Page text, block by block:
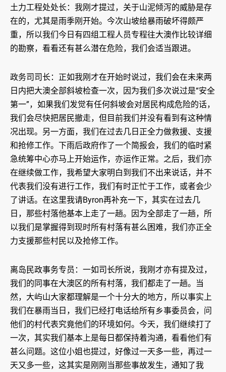
土力工程处处长：我刚才提过，关于山泥倾泻的威胁是存
在的，尤其是雨季刚开始。今次山坡给暴雨破坏得颇严
重，所以我们今日有四组工程人员专程往大澳作比较详细
的勘察，看看还有甚么潜在危险，我们会适当跟进。
政务司司长：正如我刚才在开始时说过，我们会在未来两
日内把大澳全部斜坡检查一次，因为我们多次说过是“安全
第一”，如果我们发觉有任何斜坡会对居民构成危险的话，
我们会尽快把居民撤走，但目前我们并没有看到有这种情
况出现。另一方面，我们在过去几日正全力做救援、支援
和抢修工作。下雨后政府作了一个简报会，我们的临时紧
急统筹中心亦马上开始运作，亦运作正常。之后，我们亦
在继续做工作，我希望大家明白到我们不出来说话，并不
代表我们没有进行工作，我们有时正忙于工作，或者会少
了讲话。在这里我请Byron再补充一下，其实在过去几
日，那些村落他基本上走了一趟。因为全部走了一趟，所
以我们是掌握得到现时所有村落有甚么困难，我们亦正全
力支援那些村民以及抢修工作。
离岛民政事务专员：一如司长所说，我刚才亦有提及过，
我们的同事在大澳区的所有村落，我们都走了一趟。当
然，大屿山大家都理解是一个十分大的地方，所以事实上
我们在暴雨当日，我们已经打电话给所有乡事委员会，问
他们的村代表究竟他们的环境如何。今天，我们继续打了
一次，其实我们基本上是每日都保持着沟通，看看他们有
甚么问题。这位小姐也提过，好像过一天多一些，再过一
天又多一些，这其实是刚刚当那些事故发生，通知了我